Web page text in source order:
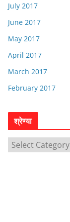
July 2017
June 2017
May 2017
April 2017
March 2017
February 2017
श्रेण्या
श्रे
ण्या